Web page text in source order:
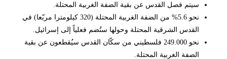
سيتم فصل القدس عن بقية الضفة الغربية المحتلة.
نحو 5.6% من الضفة الغربية المحتلة (320 كيلومترا مربّعا) في
القدس الشرقية المحتلة وحولها ستُضم فعلياً إلى إسرائيل.
نحو 249.000 فلسطيني من سكّان القدس سيُقطعون عن بقية
الضفة الغربية المحتلة.